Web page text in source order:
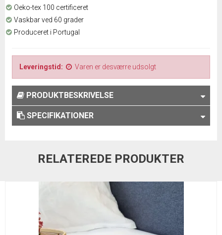
Oeko-tex 100 certificeret
Vaskbar ved 60 grader
Produceret i Portugal
Leveringstid: Varen er desværre udsolgt
PRODUKTBESKRIVELSE
SPECIFIKATIONER
RELATEREDE PRODUKTER